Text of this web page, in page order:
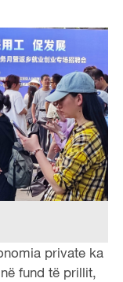
private ka
fund të prillit,